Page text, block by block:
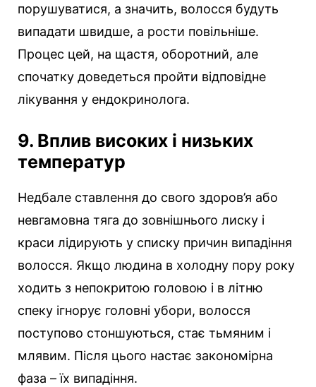
порушуватися, а значить, волосся будуть
випадати швидше, а рости повільніше.
Процес цей, на щастя, оборотний, але
спочатку доведеться пройти відповідне
лікування у ендокринолога.
9. Вплив високих і низьких
температур
Недбале ставлення до свого здоров’я або
невгамовна тяга до зовнішнього лиску і
краси лідирують у списку причин випадіння
волосся. Якщо людина в холодну пору року
ходить з непокритою головою і в літню
спеку ігнорує головні убори, волосся
поступово стоншуються, стає тьмяним і
млявим. Після цього настає закономірна
фаза – їх випадіння.